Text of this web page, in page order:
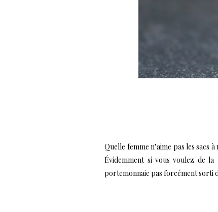
Quelle femme n’aime pas les sacs
Évidemment si vous voulez de
portemonnaie pas forcément sorti